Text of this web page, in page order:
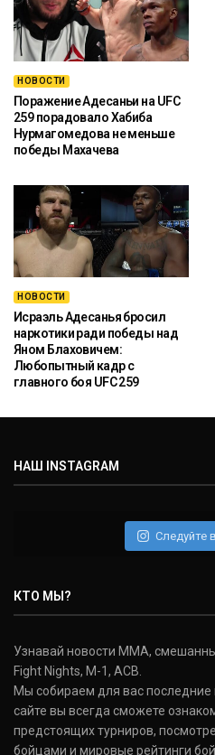
НОВОСТИ
Поражение Адесаньи на UFC
259 порадовало Хабиба
Нурмагомедова не меньше
победы Махачева
НОВОСТИ
Исраэль Адесанья бросил
наркотики ради победы над
Яном Блаховичем:
Любопытный кадр с
главного боя UFC 259
НАШ INSTAGRAM
Следуйте
КТО МЫ?
Узнавай новости ММА,
Fight Nights, M-1, ACB.
Мы собираем для вас
сайте вы всегда сможете
предстоящих турниров,
бойцами и мировые рейтинги